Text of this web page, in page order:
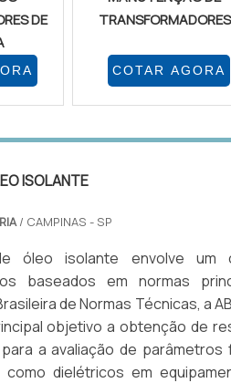
DE
TRANSFORMADORES
COTAR AGORA
ISOLANTE
/ CAMPINAS - SP
óleo isolante envolve um
baseados em normas
de Normas Técnicas, a
objetivo a obtenção de
a avaliação de
dielétricos em